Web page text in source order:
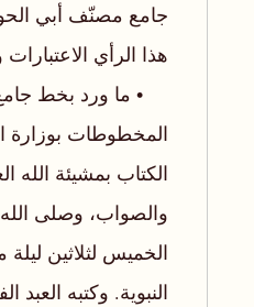
جامع مصنّف أبي
هذا الرأي الاعتبارات
• ما ورد بخط
الكتاب بمشيئة الله
والصواب، وصلى
النبوية. وكتبه